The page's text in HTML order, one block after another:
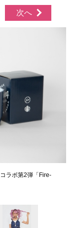
次へ
ラボ第2弾「Fire-